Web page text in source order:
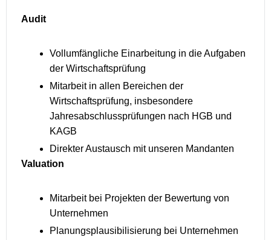
Audit
Vollumfängliche Einarbeitung in die Aufgaben
der Wirtschaftsprüfung
Mitarbeit in allen Bereichen der
Wirtschaftsprüfung, insbesondere
Jahresabschlussprüfungen nach HGB und
KAGB
Direkter Austausch mit unseren Mandanten
Valuation
Mitarbeit bei Projekten der Bewertung von
Unternehmen
Planungsplausibilisierung bei Unternehmen